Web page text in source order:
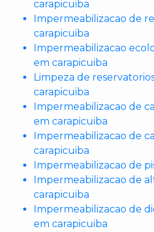
carapicuiba
Impermeabilizacao de
carapicuiba
Impermeabilizacao
em carapicuiba
Limpeza de
carapicuiba
Impermeabilizacao de
em carapicuiba
Impermeabilizacao de
carapicuiba
Impermeabilizacao de
Impermeabilizacao de
carapicuiba
Impermeabilizacao de
em carapicuiba